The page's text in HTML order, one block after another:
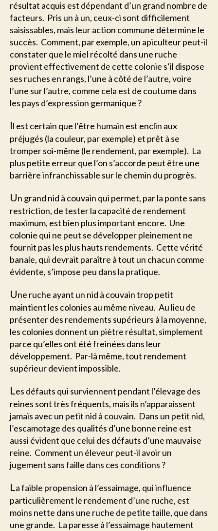
résultat acquis est dépendant d’un grand nombre de
facteurs. Pris un à un, ceux-ci sont difficilement
saisissables, mais leur action commune détermine le
succès. Comment, par exemple, un apiculteur peut-il
constater que le miel récolté dans une ruche
provient effectivement de cette colonie s’il dispose
ses ruches en rangs, l’une à côté de l’autre, voire
l’une sur l’autre, comme cela est de coutume dans
les pays d’expression germanique ?
Il est certain que l’être humain est enclin aux
préjugés (la couleur, par exemple) et prêt à se
tromper soi-même (le rendement, par exemple). La
plus petite erreur que l’on s’accorde peut être une
barrière infranchissable sur le chemin du progrès.
Un grand nid à couvain qui permet, par la ponte sans
restriction, de tester la capacité de rendement
maximum, est bien plus important encore. Une
colonie qui ne peut se développer pleinement ne
fournit pas les plus hauts rendements. Cette vérité
banale, qui devrait paraître à tout un chacun comme
évidente, s’impose peu dans la pratique.
Une ruche ayant un nid à couvain trop petit
maintient les colonies au même niveau. Au lieu de
présenter des rendements supérieurs à la moyenne,
les colonies donnent un piètre résultat, simplement
parce qu’elles ont été freinées dans leur
développement. Par-là même, tout rendement
supérieur devient impossible.
Les défauts qui surviennent pendant l’élevage des
reines sont très fréquents, mais ils n’apparaissent
jamais avec un petit nid à couvain. Dans un petit nid,
l’escamotage des qualités d’une bonne reine est
aussi évident que celui des défauts d’une mauvaise
reine. Comment un éleveur peut-il avoir un
jugement sans faille dans ces conditions ?
La faible propension à l’essaimage, qui influence
particulièrement le rendement d’une ruche, est
moins nette dans une ruche de petite taille, que dans
une grande. La paresse à l’essaimage hautement